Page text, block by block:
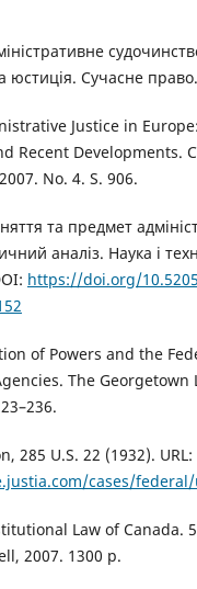
юстиція. Сучасне
Justice in
Recent Developments.
No. 4. S. 906.
та предмет
аналіз. Наука і
https://doi.org/
of Powers and the
The Georgetown
285 U.S. 22 (1932). URL:
cases/
Law of Canada.
2007. 1300 p.